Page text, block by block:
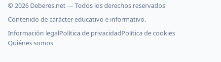
© 2026 Deberes.net — Todos los derechos reservados
Contenido de carácter educativo e informativo.
Información legalPolítica de privacidadPolítica de cookies
Quiénes somos